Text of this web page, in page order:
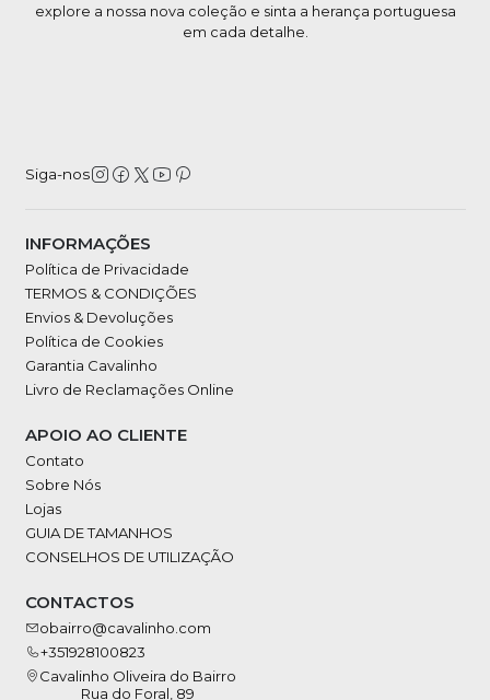
explore a nossa nova coleção e sinta a herança portuguesa
em cada detalhe.
Siga-nos
INFORMAÇÕES
Política de Privacidade
TERMOS & CONDIÇÕES
Envios & Devoluções
Política de Cookies
Garantia Cavalinho
Livro de Reclamações Online
APOIO AO CLIENTE
Contato
Sobre Nós
Lojas
GUIA DE TAMANHOS
CONSELHOS DE UTILIZAÇÃO
CONTACTOS
obairro@cavalinho.com
+351928100823
Cavalinho Oliveira do Bairro
Rua do Foral, 89